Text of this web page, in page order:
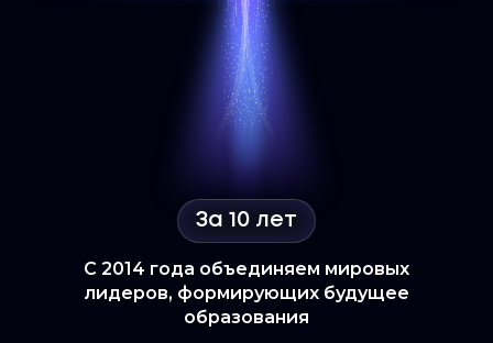
За 10 лет
С 2014 года объединяем мировых
лидеров, формирующих будущее
образования